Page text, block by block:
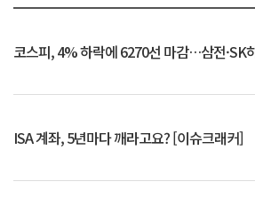
코스피, 4% 하락에 6270선 마감…삼전·SK
ISA 계좌, 5년마다 깨라고요? [이슈크래커]